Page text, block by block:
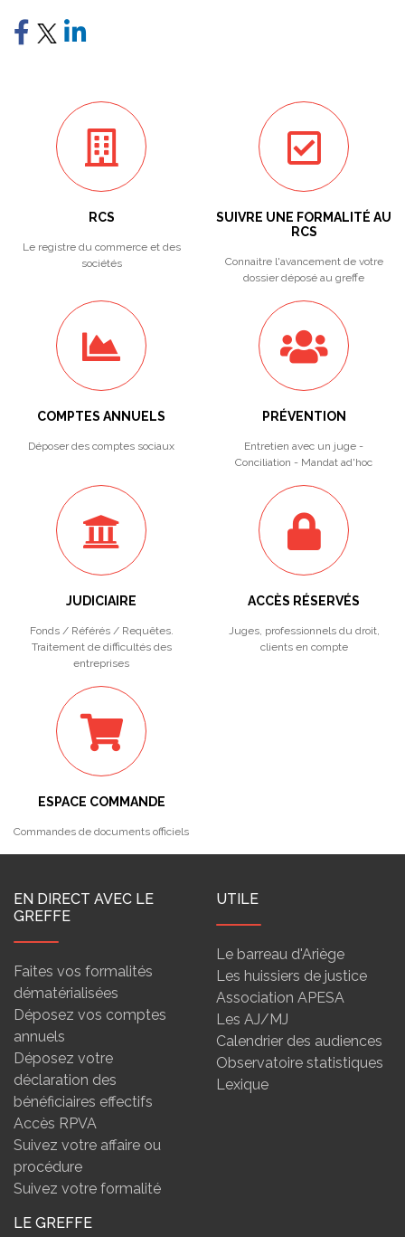
RCS
Le registre du commerce et des
sociétés
SUIVRE UNE FORMALITÉ AU
RCS
Connaitre l'avancement de votre
dossier déposé au greffe
COMPTES ANNUELS
Déposer des comptes sociaux
PRÉVENTION
Entretien avec un juge -
Conciliation - Mandat ad'hoc
JUDICIAIRE
Fonds / Référés / Requêtes.
Traitement de difficultés des
entreprises
ACCÈS RÉSERVÉS
Juges, professionnels du droit,
clients en compte
ESPACE COMMANDE
Commandes de documents officiels
EN DIRECT AVEC LE
GREFFE
Faites vos formalités
dématérialisées
Déposez vos comptes
annuels
Déposez votre
déclaration des
bénéficiaires effectifs
Accès RPVA
Suivez votre affaire ou
procédure
Suivez votre formalité
UTILE
Le barreau d'Ariège
Les huissiers de justice
Association APESA
Les AJ/MJ
Calendrier des audiences
Observatoire statistiques
Lexique
LE GREFFE